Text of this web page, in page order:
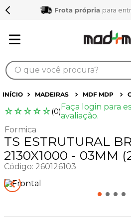
Frota própria para
O que você procura?
MADEIRAS MDF MDP
☆☆☆☆☆ (0) Faça login para
avaliação.
Formica
TS ESTRUTURAL
2130X1000 - 03MM
Código: 260126103
TERMOS MAIS BUSCADOS
1º
sarrafo
2º
compensados
3
compensado naval
4º
bagum
5
mdf 15mm